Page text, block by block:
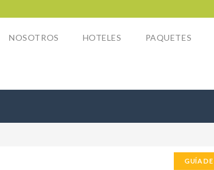
NOSOTROS HOTELES PAQUETES
GUÍA